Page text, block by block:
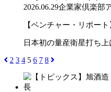
2026.06.29企業家倶楽部
【ベンチャー・リポー
日本初の量産衛星打ち上
2 3 4 5 6 7 8